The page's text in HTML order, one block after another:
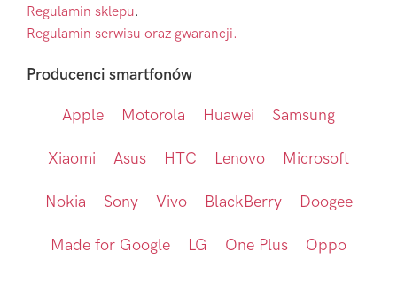
Regulamin sklepu.
Regulamin serwisu oraz gwarancji.
Producenci smartfonów
Apple Motorola Huawei Samsung
Xiaomi Asus HTC Lenovo Microsoft
Nokia Sony Vivo BlackBerry Doogee
Made for Google LG One Plus Oppo